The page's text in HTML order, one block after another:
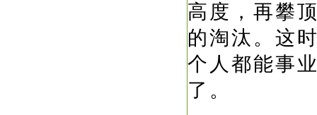
高度，再攀
的淘汰。这
个人都能事
了。